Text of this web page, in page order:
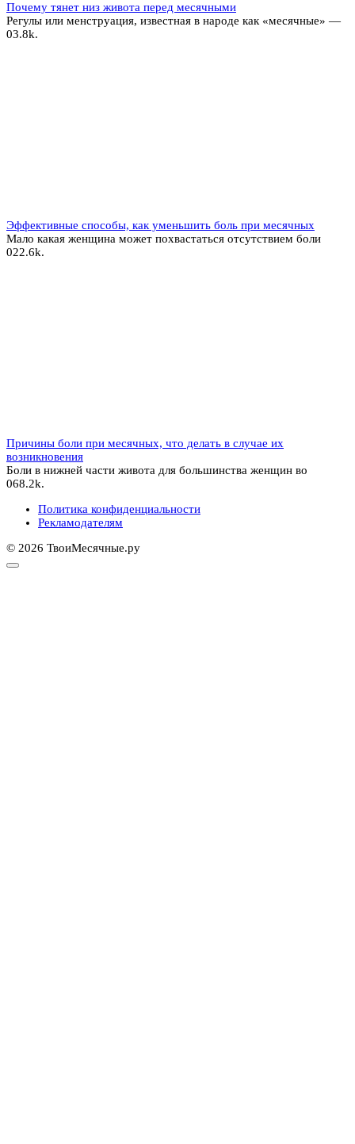
Почему тянет низ живота перед месячными
Регулы или менструация, известная в народе как «месячные» —
03.8k.
Эффективные способы, как уменьшить боль при месячных
Мало какая женщина может похвастаться отсутствием боли
022.6k.
Причины боли при месячных, что делать в случае их
возникновения
Боли в нижней части живота для большинства женщин во
068.2k.
Политика конфиденциальности
Рекламодателям
© 2026 ТвоиМесячные.ру